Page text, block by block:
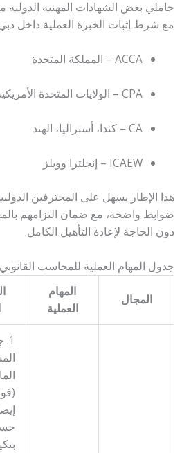
حاملي بعض الشهادات المهنية الدولية
مع شرط إثبات الخبرة العملية داخل
ACCA – المملكة المتحدة
CPA – الولايات المتحدة الأمريكية
CA – كندا، أستراليا، الهند
ICAEW – إنجلترا وويلز
هذا الإطار يسهل على المحترفين
ضوابط واضحة، مع ضمان التزامهم
دون الحاجة لإعادة التأهيل الكامل.
جدول المهام العملية للمحاسب القانوني
المجال
المهام
العملية
1.